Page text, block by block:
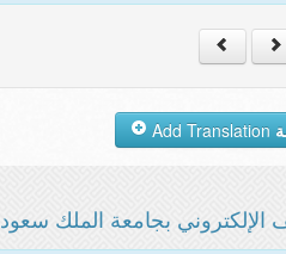
بجامعة الملك سعود